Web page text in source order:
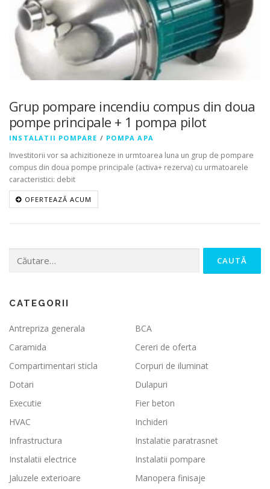
Grup pompare incendiu compus din doua
pompe principale + 1 pompa pilot
INSTALATII POMPARE / POMPA APA
Investitorii vor sa achizitioneze in urmtoarea luna un grup de pompare
compus din doua pompe principale (activa+ rezerva) cu urmatoarele
caracteristici: debit
OFERTEAZĂ ACUM
după:
CATEGORII
Antrepriza generala
BCA
Caramida
Cereri de oferta
Compartimentari sticla
Corpuri de iluminat
Dotari
Dulapuri
Executie
Fier beton
HVAC
Inchideri
Infrastructura
Instalatie paratrasnet
Instalatii electrice
Instalatii pompare
Jaluzele exterioare
Manopera finisaje